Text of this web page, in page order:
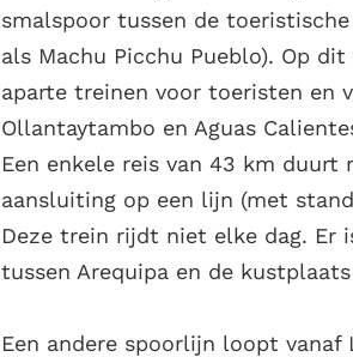
smalspoor tussen de
als Machu Picchu Pueblo). Op
aparte treinen voor toeristen en
Ollantaytambo en Aguas
Een enkele reis van 43 km duurt
aansluiting op een lijn (met
Deze trein rijdt niet elke dag. Er
tussen Arequipa en de
Een andere spoorlijn loopt vanaf